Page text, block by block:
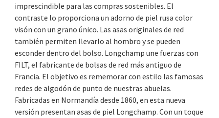
imprescindible para las compras sostenibles. El
contraste lo proporciona un adorno de piel rusa color
visón con un grano único. Las asas originales de red
también permiten llevarlo al hombro y se pueden
esconder dentro del bolso. Longchamp une fuerzas con
FILT, el fabricante de bolsas de red más antiguo de
Francia. El objetivo es rememorar con estilo las famosas
redes de algodón de punto de nuestras abuelas.
Fabricadas en Normandía desde 1860, en esta nueva
versión presentan asas de piel Longchamp. Con un toque